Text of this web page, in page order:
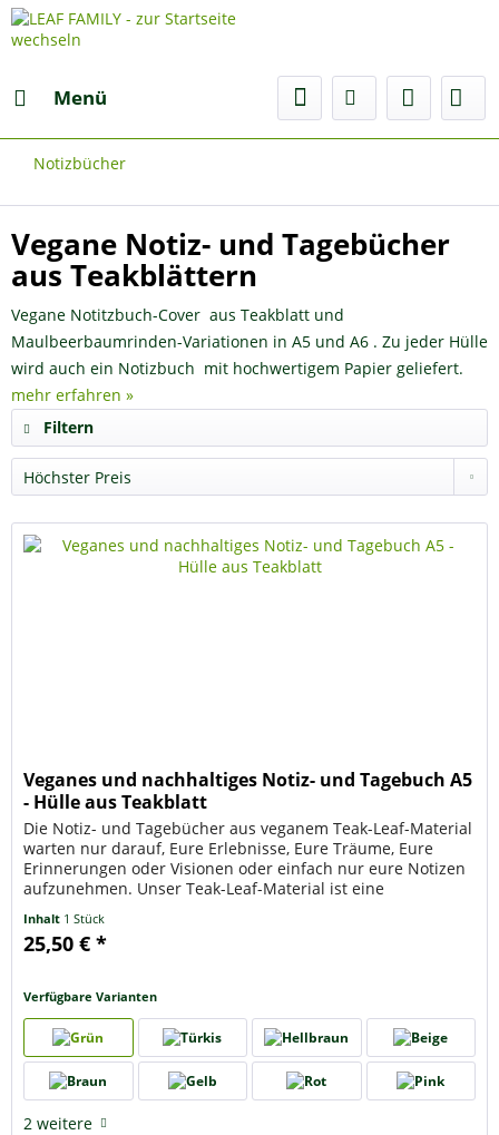
Menü
Notizbücher
Vegane Notiz- und Tagebücher
aus Teakblättern
Vegane Notitzbuch-Cover aus Teakblatt und
Maulbeerbaumrinden-Variationen in A5 und A6 . Zu jeder Hülle
wird auch ein Notizbuch mit hochwertigem Papier geliefert.
mehr erfahren »
Filtern
Veganes und nachhaltiges Notiz- und Tagebuch A5
- Hülle aus Teakblatt
Die Notiz- und Tagebücher aus veganem Teak-Leaf-Material
warten nur darauf, Eure Erlebnisse, Eure Träume, Eure
Erinnerungen oder Visionen oder einfach nur eure Notizen
aufzunehmen. Unser Teak-Leaf-Material ist eine
Inhalt 1 Stück
25,50 € *
Verfügbare Varianten
2 weitere